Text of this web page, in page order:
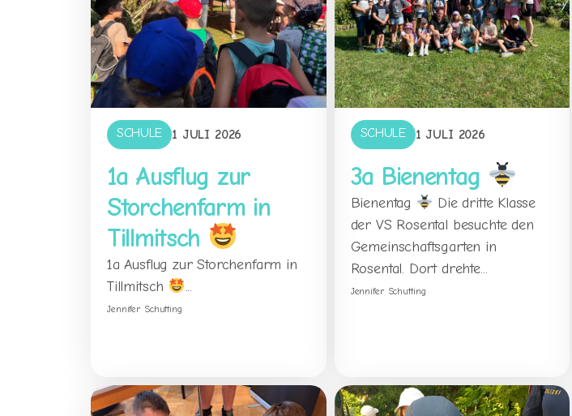
SCHULE 1 JULI 2026
1a Ausflug zur
Storchenfarm in
Tillmitsch
1a Ausflug zur Storchenfarm in
Tillmitsch
...
Jennifer Schutting
SCHULE 1 JULI 2026
3a Bienentag
Bienentag
Die dritte Klasse
der VS Rosental besuchte den
Gemeinschaftsgarten in
Rosental. Dort drehte...
Jennifer Schutting